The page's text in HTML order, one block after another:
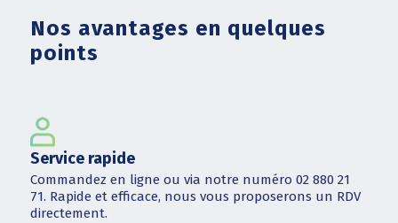
Nos avantages en quelques
points
Service rapide
Commandez en ligne ou via notre numéro 02 880 21
71. Rapide et efficace, nous vous proposerons un RDV
directement.